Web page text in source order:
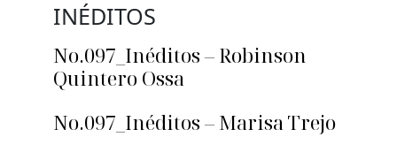
INÉDITOS
No.097_Inéditos – Robinson
Quintero Ossa
No.097_Inéditos – Marisa Trejo